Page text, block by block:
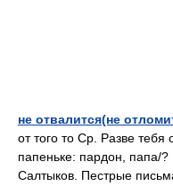
не отвалится(не
от того то Ср. Разве тебя
папеньке: пардон, папа/?
Салтыков. Пестрые